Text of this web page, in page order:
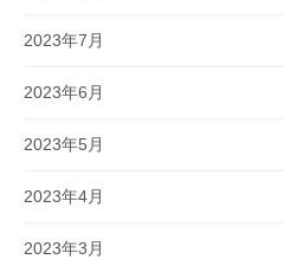
2023年7月
2023年6月
2023年5月
2023年4月
2023年3月